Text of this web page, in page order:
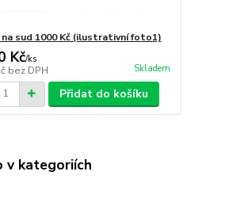
na sud 1000 Kč (ilustrativní foto1)
Kč/ks
bez DPH Skladem
Přidat do košíku
v kategoriích